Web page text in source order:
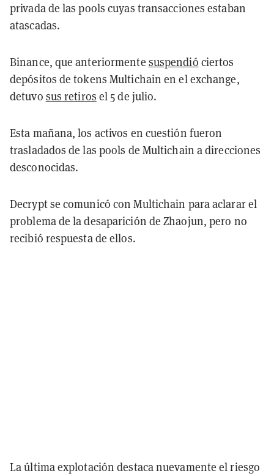
privada de las pools cuyas transacciones estaban
atascadas.
Binance, que anteriormente suspendió ciertos
depósitos de tokens Multichain en el exchange,
detuvo sus retiros el 5 de julio.
Esta mañana, los activos en cuestión fueron
trasladados de las pools de Multichain a direcciones
desconocidas.
Decrypt se comunicó con Multichain para aclarar el
problema de la desaparición de Zhaojun, pero no
recibió respuesta de ellos.
La última explotación destaca nuevamente el riesgo